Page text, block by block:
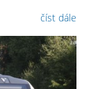
číst dále